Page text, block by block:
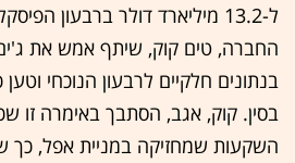
ל-13.2 מיליארד דולר ברבעון
בנתונים חלקיים לרבעון הנוכחי וטען
בסין. קוק, אגב, הסתבך באימרה זו
השקעות שמחזיקה במניית אפל, כך